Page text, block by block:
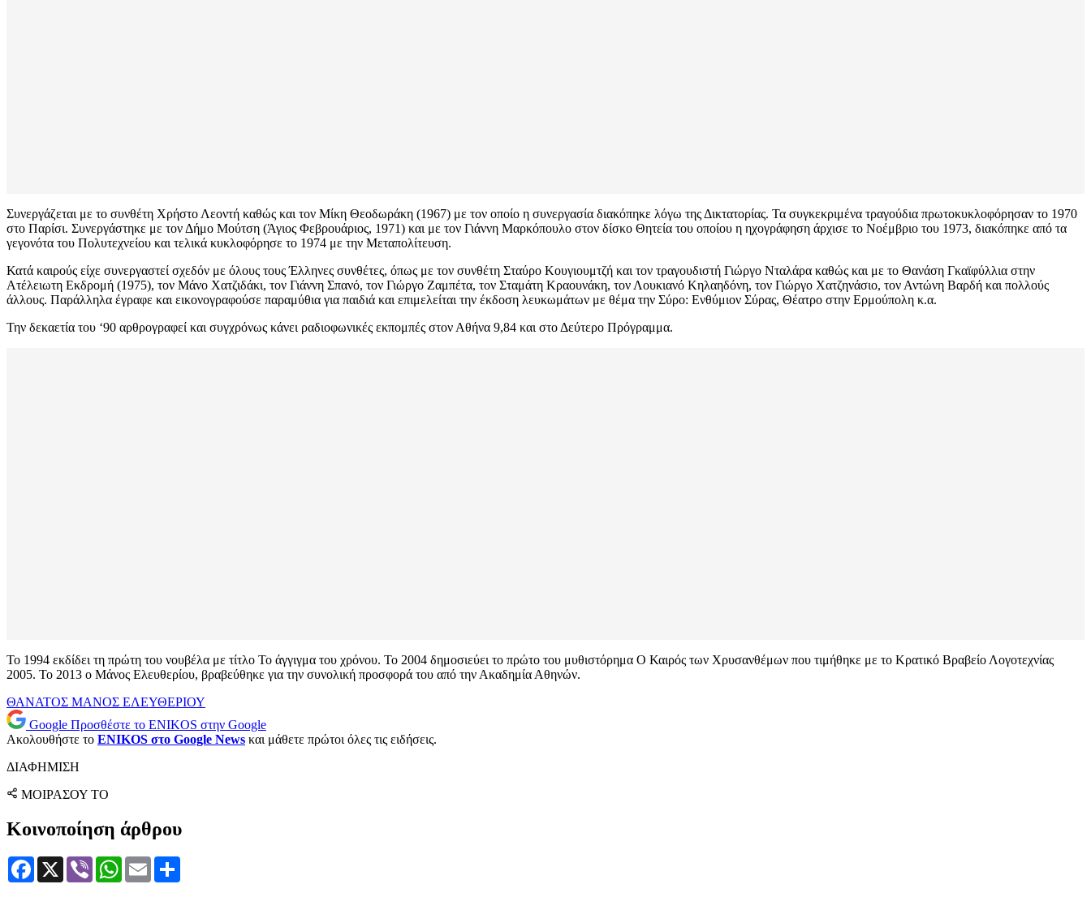
Συνεργάζεται με το συνθέτη Χρήστο Λεοντή καθώς και τον Μίκη Θεοδωράκη (1967) με τον οποίο η συνεργασία διακόπηκε λόγω της Δικτατορίας. Τα συγκεκριμένα τραγούδια πρωτοκυκλοφόρησαν το 1970
στο Παρίσι. Συνεργάστηκε με τον Δήμο Μούτση (Άγιος Φεβρουάριος, 1971) και με τον Γιάννη Μαρκόπουλο στον δίσκο Θητεία του οποίου η ηχογράφηση άρχισε το Νοέμβριο του 1973, διακόπηκε από τα
γεγονότα του Πολυτεχνείου και τελικά κυκλοφόρησε το 1974 με την Μεταπολίτευση.
Κατά καιρούς είχε συνεργαστεί σχεδόν με όλους τους Έλληνες συνθέτες, όπως με τον συνθέτη Σταύρο Κουγιουμτζή και τον τραγουδιστή Γιώργο Νταλάρα καθώς και με το Θανάση Γκαϊφύλλια στην
Ατέλειωτη Εκδρομή (1975), τον Μάνο Χατζιδάκι, τον Γιάννη Σπανό, τον Γιώργο Ζαμπέτα, τον Σταμάτη Κραουνάκη, τον Λουκιανό Κηλαηδόνη, τον Γιώργο Χατζηνάσιο, τον Αντώνη Βαρδή και πολλούς
άλλους. Παράλληλα έγραφε και εικονογραφούσε παραμύθια για παιδιά και επιμελείται την έκδοση λευκωμάτων με θέμα την Σύρο: Ενθύμιον Σύρας, Θέατρο στην Ερμούπολη κ.α.
Την δεκαετία του ‘90 αρθρογραφεί και συγχρόνως κάνει ραδιοφωνικές εκπομπές στον Αθήνα 9,84 και στο Δεύτερο Πρόγραμμα.
Το 1994 εκδίδει τη πρώτη του νουβέλα με τίτλο Το άγγιγμα του χρόνου. Το 2004 δημοσιεύει το πρώτο του μυθιστόρημα Ο Καιρός των Χρυσανθέμων που τιμήθηκε με το Κρατικό Βραβείο Λογοτεχνίας
2005. Το 2013 ο Μάνος Ελευθερίου, βραβεύθηκε για την συνολική προσφορά του από την Ακαδημία Αθηνών.
ΘΑΝΑΤΟΣ ΜΑΝΟΣ ΕΛΕΥΘΕΡΙΟΥ
Google Προσθέστε το ENIKOS στην Google
Ακολουθήστε το ENIKOS στο Google News και μάθετε πρώτοι όλες τις ειδήσεις.
ΔΙΑΦΗΜΙΣΗ
ΜΟΙΡΑΣΟΥ ΤΟ
Κοινοποίηση άρθρου
Facebook
X Viber WhatsApp
Email